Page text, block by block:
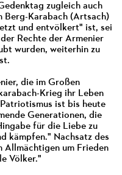
zugleich auch
Berg-Karabach (Artsach)
und entvölkert" ist, sei
Rechte der Armenier
wurden, weiterhin zu
die im Großen
Krieg ihr Leben
ist bis heute
Generationen, die
für die Liebe zu
kämpfen." Nachsatz des
Allmächtigen um Frieden
Völker."